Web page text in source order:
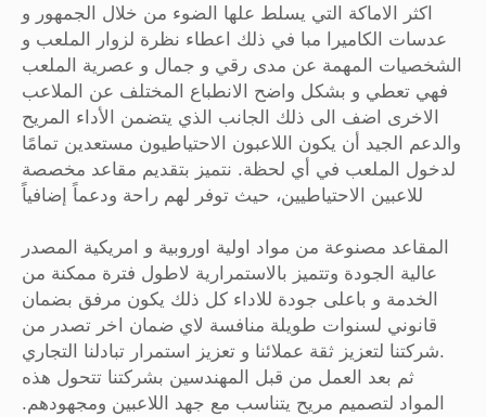
اكثر الاماكة التي يسلط علها الضوء من خلال الجمهور و
عدسات الكاميرا مبا في ذلك اعطاء نظرة لزوار الملعب و
الشخصيات المهمة عن مدى رقي و جمال و عصرية الملعب
فهي تعطي و بشكل واضح الانطباع المختلف عن الملاعب
الاخرى اضف الى ذلك الجانب الذي يتضمن الأداء المريح
والدعم الجيد أن يكون اللاعبون الاحتياطيون مستعدين تمامًا
لدخول الملعب في أي لحظة. نتميز بتقديم مقاعد مخصصة
للاعبين الاحتياطيين، حيث توفر لهم راحة ودعماً إضافياً
المقاعد مصنوعة من مواد اولية اوروبية و امريكية المصدر
عالية الجودة وتتميز بالاستمرارية لاطول فترة ممكنة من
الخدمة و باعلى جودة للاداء كل ذلك يكون مرفق بضمان
قانوني لسنوات طويلة منافسة لاي ضمان اخر تصدر من
شركتنا لتعزيز ثقة عملائنا و تعزيز استمرار تبادلنا التجاري.
ثم بعد العمل من قبل المهندسين بشركتنا تتحول هذه
المواد لتصميم مريح يتناسب مع جهد اللاعبين ومجهودهم.